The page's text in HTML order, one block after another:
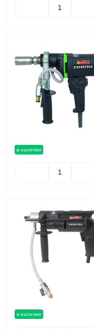
в наличии
в наличии